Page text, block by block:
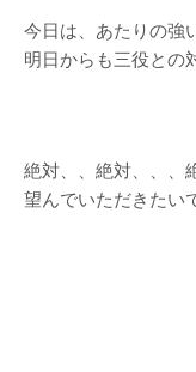
今日は、あたりの強
明日からも三役との
絶対、、絶対、、、
望んでいただきたい